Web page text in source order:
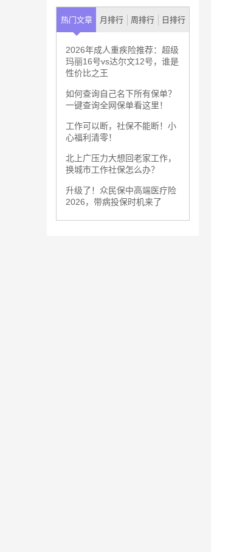
热门文章 月排行 周排行 日排行
2026年成人重疾险推荐：超级
玛丽16号vs达尔文12号，谁是
性价比之王
如何查询自己名下所有保单？
一键查询全网保单看这里！
工作可以断，社保不能断！小
心福利清零！
北上广压力大想回老家工作，
换城市工作社保怎么办？
升级了！众民保中高端医疗险
2026，带病投保时机来了